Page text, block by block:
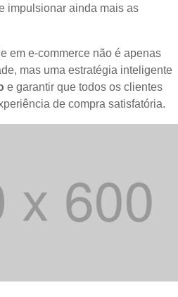
impulsionar ainda mais as
em e-commerce não é apenas
mas uma estratégia inteligente
e garantir que todos os clientes
de compra satisfatória.